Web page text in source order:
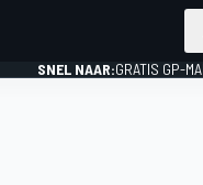
SNEL NAAR:GRATIS GP-